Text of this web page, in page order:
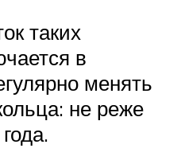
таких
в
менять
не реже